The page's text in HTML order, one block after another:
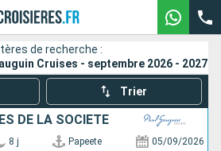
de recherche :
Cruises - septembre 2026 - 2027
Trier
DE LA SOCIÉTÉ
8 j Papeete 05/09/2026